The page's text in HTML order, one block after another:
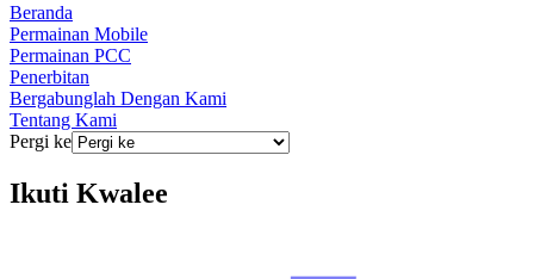
Beranda
Permainan Mobile
Permainan PCC
Penerbitan
Bergabunglah Dengan Kami
Tentang Kami
Pergi ke
Ikuti Kwalee